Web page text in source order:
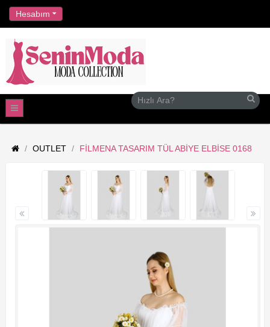
Hesabım
OUTLET FILMENA TASARIM TÜL ABIYE ELBISE 0168